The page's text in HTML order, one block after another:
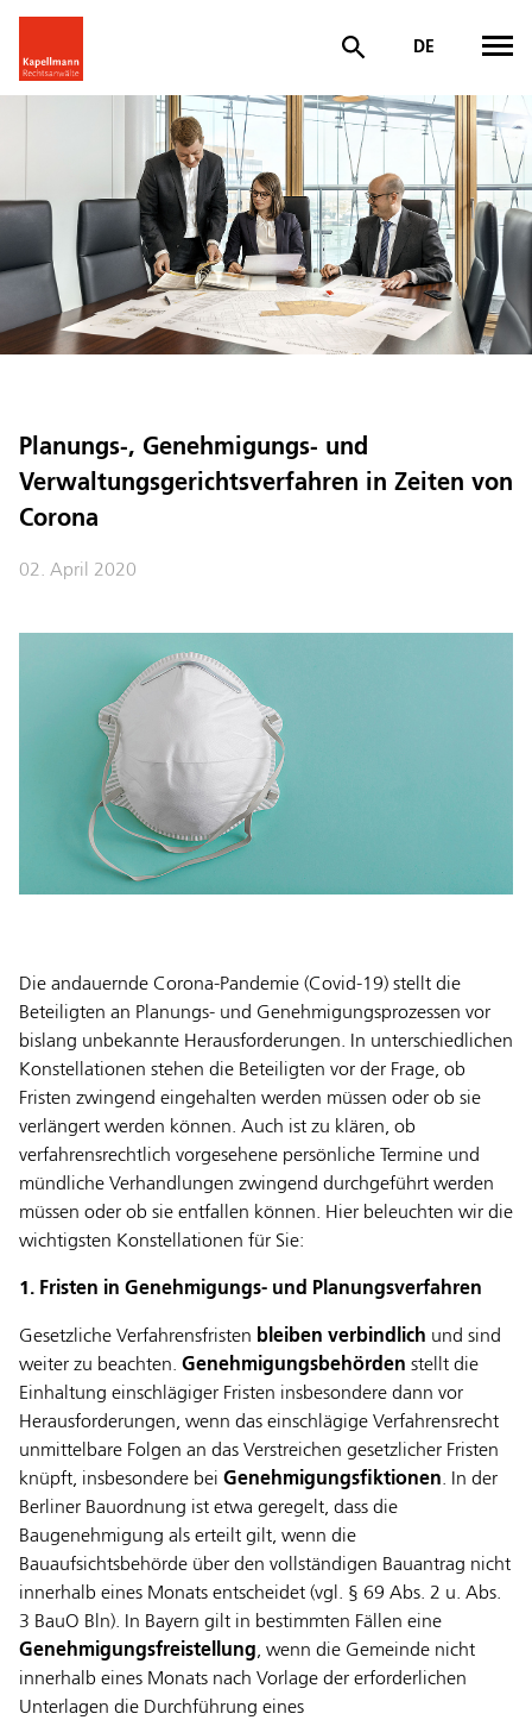
DE
Planungs-, Genehmigungs- und
Verwaltungsgerichtsverfahren in Zeiten von
Corona
02. April 2020
Die andauernde Corona-Pandemie (Covid-19) stellt die
Beteiligten an Planungs- und Genehmigungsprozessen vor
bislang unbekannte Herausforderungen. In unterschiedlichen
Konstellationen stehen die Beteiligten vor der Frage, ob
Fristen zwingend eingehalten werden müssen oder ob sie
verlängert werden können. Auch ist zu klären, ob
verfahrensrechtlich vorgesehene persönliche Termine und
mündliche Verhandlungen zwingend durchgeführt werden
müssen oder ob sie entfallen können. Hier beleuchten wir die
wichtigsten Konstellationen für Sie:
1. Fristen in Genehmigungs- und Planungsverfahren
Gesetzliche Verfahrensfristen bleiben verbindlich und sind
weiter zu beachten. Genehmigungsbehörden stellt die
Einhaltung einschlägiger Fristen insbesondere dann vor
Herausforderungen, wenn das einschlägige Verfahrensrecht
unmittelbare Folgen an das Verstreichen gesetzlicher Fristen
knüpft, insbesondere bei Genehmigungsfiktionen. In der
Berliner Bauordnung ist etwa geregelt, dass die
Baugenehmigung als erteilt gilt, wenn die
Bauaufsichtsbehörde über den vollständigen Bauantrag nicht
innerhalb eines Monats entscheidet (vgl. § 69 Abs. 2 u. Abs.
3 BauO Bln). In Bayern gilt in bestimmten Fällen eine
Genehmigungsfreistellung, wenn die Gemeinde nicht
innerhalb eines Monats nach Vorlage der erforderlichen
Unterlagen die Durchführung eines